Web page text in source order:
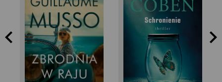
Guillaume Musso Harlan Coben